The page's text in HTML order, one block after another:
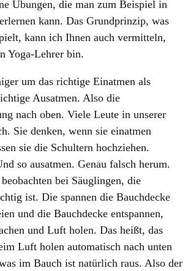
Übungen, die man zum Beispiel in
kann. Das Grundprinzip, was
kann ich Ihnen auch vermitteln,
Yoga-Lehrer bin.
um das richtige Einatmen als
Ausatmen. Also die
nach oben. Viele Leute in unserer
Sie denken, wenn sie einatmen
sie die Schultern hochziehen.
so ausatmen. Genau falsch herum.
bei Säuglingen, die
ist. Die spannen die Bauchdecke
und die Bauchdecke entspannen,
und Luft holen. Das heißt, das
Luft holen automatisch nach unten
im Bauch ist natürlich raus. Also der